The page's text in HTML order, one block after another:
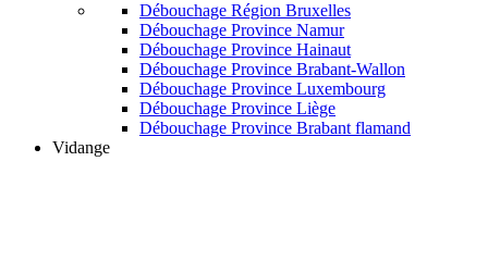
Débouchage Région Bruxelles
Débouchage Province Namur
Débouchage Province Hainaut
Débouchage Province Brabant-Wallon
Débouchage Province Luxembourg
Débouchage Province Liège
Débouchage Province Brabant flamand
Vidange